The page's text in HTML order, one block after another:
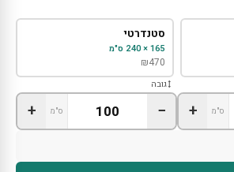
סטנדרטי
165 × 240 ס"מ
₪470
ס"מ +
גובה
− ס"מ +